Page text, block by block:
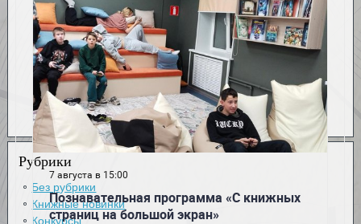
Рубрики
Без рубрики
Книжные новинки
Конкурсы